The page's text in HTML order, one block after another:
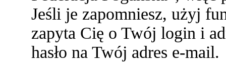
Jeśli je zapomniesz, użyj
zapyta Cię o Twój login i
hasło na Twój adres e-mail.